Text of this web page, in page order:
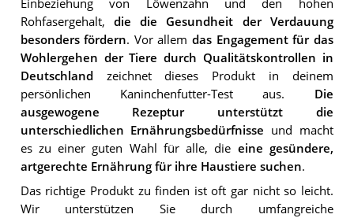
Einbeziehung von Löwenzahn und den hohen
Rohfasergehalt, die die Gesundheit der Verdauung
besonders fördern. Vor allemdas Engagement für das
Wohlergehen der Tiere durch Qualitätskontrollen in
Deutschlandzeichnet dieses Produkt in deinem
persönlichen Kaninchenfutter-Test aus. Die
ausgewogene Rezeptur unterstützt die
unterschiedlichen Ernährungsbedürfnisse und macht
es zu einer guten Wahl für alle, die eine gesündere,
artgerechte Ernährung für ihre Haustiere suchen.
Das richtige Produkt zu finden ist oft gar nicht so leicht.
Wir unterstützen Sie durch umfangreiche